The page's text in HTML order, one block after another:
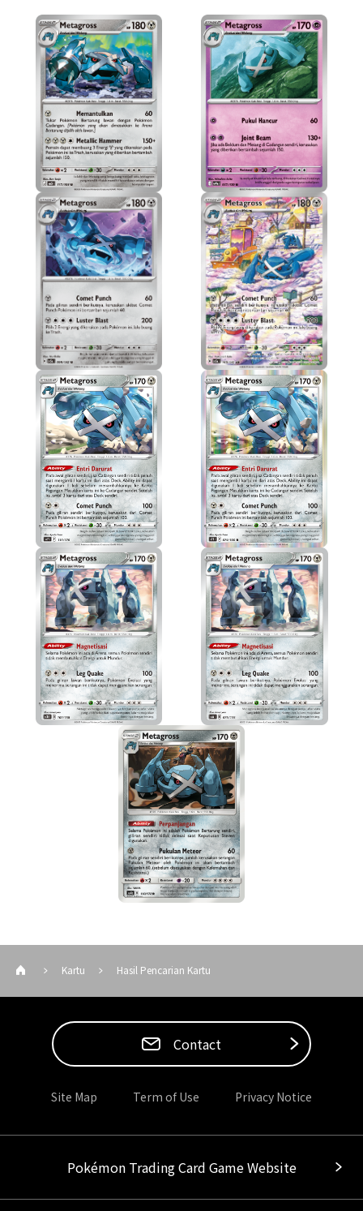
Kartu Hasil Pencarian Kartu
Contact
Site Map Term of Use Privacy Notice
Pokémon Trading Card Game Website